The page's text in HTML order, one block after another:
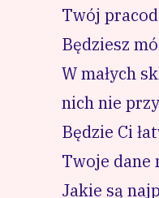
Twój
Będziesz
W małych
nich nie
Będzie Ci
Twoje dane
Jakie są